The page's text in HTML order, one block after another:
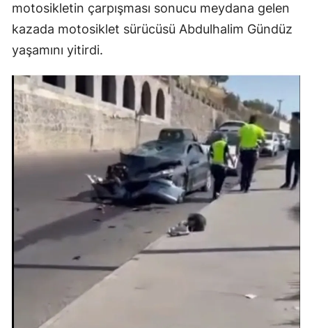
motosikletin çarpışması sonucu meydana gelen
kazada motosiklet sürücüsü Abdulhalim Gündüz
yaşamını yitirdi.